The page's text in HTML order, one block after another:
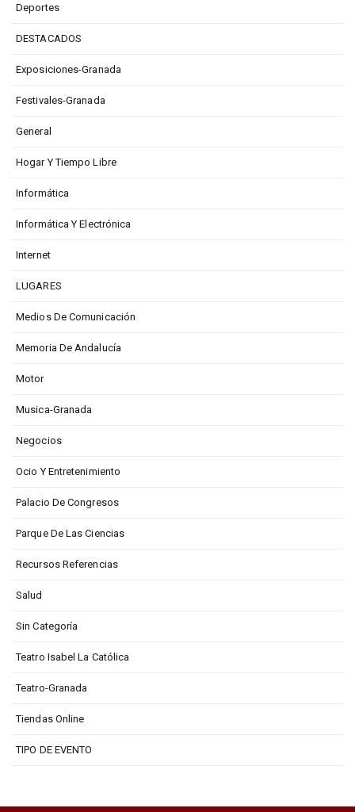
Deportes
DESTACADOS
Exposiciones-Granada
Festivales-Granada
General
Hogar Y Tiempo Libre
Informática
Informática Y Electrónica
Internet
LUGARES
Medios De Comunicación
Memoria De Andalucía
Motor
Musica-Granada
Negocios
Ocio Y Entretenimiento
Palacio De Congresos
Parque De Las Ciencias
Recursos Referencias
Salud
Sin Categoría
Teatro Isabel La Católica
Teatro-Granada
Tiendas Online
TIPO DE EVENTO